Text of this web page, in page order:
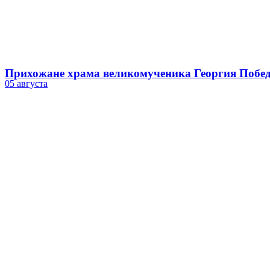
Прихожане храма великомученика Георгия
05 августа